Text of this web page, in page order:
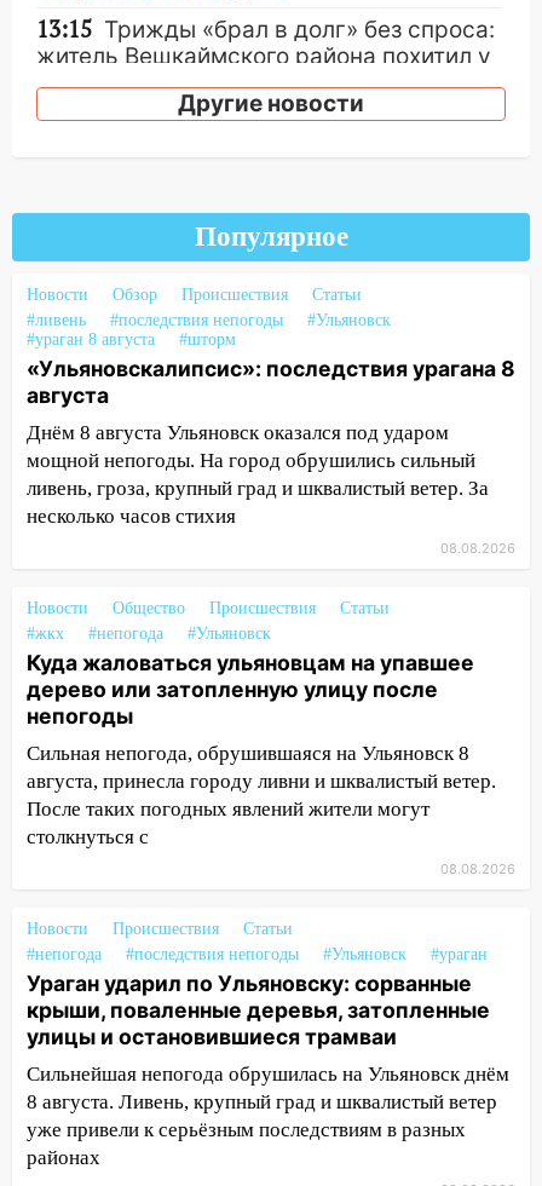
13:15 Трижды «брал в долг» без спроса:
житель Вешкаймского района похитил у
знакомого 191 тысячу рублей
13:14 Ураган оторвал светофор на
Новгородской в Ульяновске и рухнуло
на электрощит
13:10
В Заволжском районе дерево
упало во дворе
13:08 Ураган ударил по Ульяновску:
сорванные крыши, поваленные деревья,
затопленные улицы и остановившиеся
трамваи
12:17 Ульяновск накрыл крупный град:
после ливня город снова уходит под
ДТП с шестилетним ребёнком на улице
Федерации
12:01 Пьяная женщина сбила
шестилетнего ребёнка на улице
Федерации: возбуждено уголовное дело
11:16 В Ульяновске ищут 37-летнего
мужчину, пропавшего ещё 19 июля
10:30
От мотофристайла до прогулки с
10:11
Директора ульяновской
«Нефтяной топливной компании» будут
судить за неуплату 48,4 млн рублей
налогов
09:28 Дети на дорогах: пострадали
велосипедисты, мотоциклисты и
пешеходы. Обзор крупных аварий в
Ульяновской области
Другие новости
Популярное
Новости Обзор Происшествия
Статьи
#ливень
#последствия непогоды
#Ульяновск
#ураган 8 августа
#шторм
«Ульяновскалипсис»: последствия урагана 8
августа
Днём 8 августа Ульяновск оказался под ударом
мощной непогоды. На город обрушились сильный
ливень, гроза, крупный град и шквалистый ветер. За
несколько часов стихия
08.08.2026
Новости Общество Происшествия
Статьи
#жкх
#непогода #Ульяновск
Куда жаловаться ульяновцам на упавшее
дерево или затопленную улицу после
непогоды
Сильная непогода, обрушившаяся на Ульяновск 8
августа, принесла городу ливни и шквалистый ветер.
После таких погодных явлений жители могут
столкнуться с
08.08.2026
Новости Происшествия
Статьи
#непогода
#последствия непогоды #Ульяновск #ураган
Ураган ударил по Ульяновску: сорванные
крыши, поваленные деревья, затопленные
улицы и остановившиеся трамваи
Сильнейшая непогода обрушилась на Ульяновск днём
8 августа. Ливень, крупный град и шквалистый ветер
уже привели к серьёзным последствиям в разных
районах